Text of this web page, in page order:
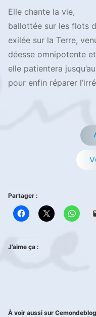
Elle chante la vie,
ballottée sur les flots
exilée sur la Terre,
déesse omnipotente
elle patientera
pour enfin réparer
Partager :
J’aime ça :
À voir aussi sur Cemondeblog